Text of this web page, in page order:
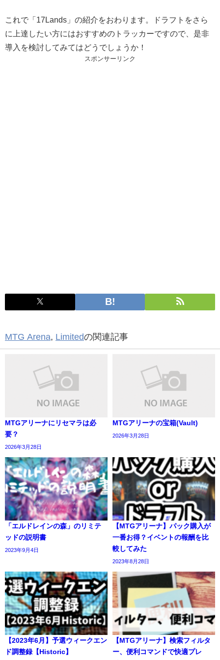
これで「17Lands」の紹介をおわります。ドラフトをさら
に上達したい方にはおすすめのトラッカーですので、是非
導入を検討してみてはどうでしょうか！
スポンサーリンク
MTG Arena, Limitedの関連記事
MTGアリーナにリセマラは必
要？
2026年3月28日
MTGアリーナの宝箱(Vault)
2026年3月28日
「エルドレインの森」のリミテ
ッドの説明書
2023年9月4日
【MTGアリーナ】パック購入が
一番お得？イベントの報酬を比
較してみた
2023年8月28日
【2023年6月】予選ウィークエン
ド調整録【Historic】
【MTGアリーナ】検索フィルタ
ー、便利コマンドで快適プレ